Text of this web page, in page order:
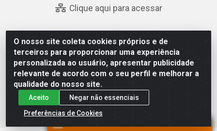
O nosso site coleta cookies próprios e de
terceiros para proporcionar uma experiência
personalizada ao usuário, apresentar publicidade
relevante de acordo com o seu perfil e melhorar a
qualidade do nosso site.
Aceito
Negar não essenciais
Preferências de Cookies
Clique aqui para acessar
Abreu & Silva - Rua Padre Jose de Souza Leite, 265 -
Ariado, Olho D'Água das Flores/AL - CEP 57.442-000 -
CNPJ 04.790.656/0001-06